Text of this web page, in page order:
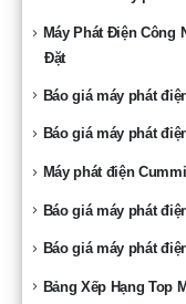
Máy Phát Điện Công
Đặt
Báo giá máy phát
Báo giá máy phát
Máy phát điện
Báo giá máy phát
Báo giá máy phát
Bảng Xếp Hạng Top